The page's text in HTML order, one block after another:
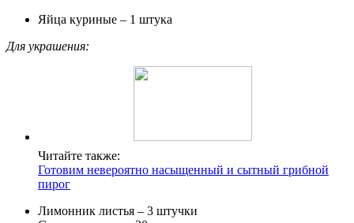
Яйца куриные – 1 штука
Для украшения:
Читайте также:
Готовим невероятно насыщенный и сытный грибной
пирог
Лимонник листья – 3 штучки